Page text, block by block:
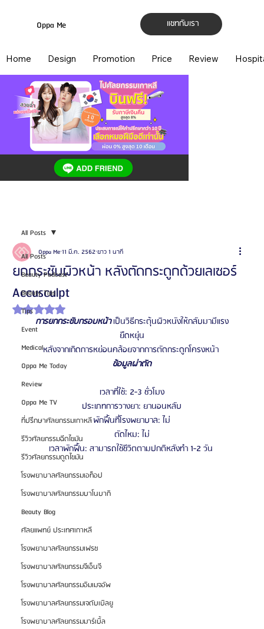
แชทกับเรา
Oppa Me
Home Design Promotion Price Review
All Posts
Beauty Podcast
Beauty Tips
Tips
Event
Medical
Oppa Me Today
Review
Oppa Me TV
ที่ปรึกษาศัลยกรรมเกาหลี
รีวิวศัลยกรรมฉีดไขมัน
รีวิวศัลยกรรมดูดไขมัน
โรงพยาบาลศัลยกรรมเอท็อป
โรงพยาบาลศัลยกรรมบาโนบากิ
Beauty Blog
ศัลยแพทย์ ประเทศเกาหลี
โรงพยาบาลศัลยกรรมเฟรช
โรงพยาบาลศัลยกรรมจีเอ็นจี
โรงพยาบาลศัลยกรรมอิมเมจอัพ
โรงพยาบาลศัลยกรรมเจดับเบิลยู
โรงพยาบาลศัลยกรรมมาร์เบิ้ล
All Posts
ยกกระชับผิวหน้า หลังตัดกระดูกด้วยเลเซอร์
Accusculpt
Oppa Me11 มี.ค. 2562ยาว 1 นาที
ได้รับ NaN เต็ม 5 ดาว
การยกกระชับกรอบหน้า เป็นวิธีกระตุ้นผิวหนังให้กลับมามีแรง
ยืดหยุ่น
หลังจากเกิดการหย่อนคล้อยจากการตัดกระดูกโครงหน้า
ข้อมูลผ่าตัด
เวลาที่ใช้: 2-3 ชั่วโมง
ประเภทการวางยา: ยานอนหลับ
พักฟื้นที่โรงพยาบาล: ไม่
ตัดไหม: ไม่
เวลาพักฟื้น: สามารถใช้ชีวิตตามปกติหลังทำ 1-2 วัน